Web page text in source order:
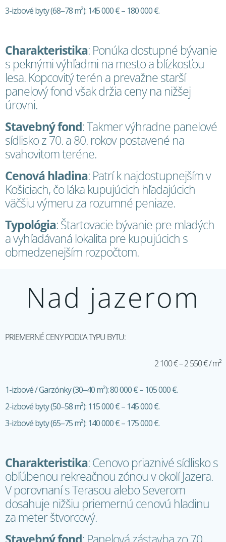
3-izbové byty (68–78 m²): 145 000 € – 180 000 €.
Charakteristika: Ponúka dostupné bývanie
s peknými výhľadmi na mesto a blízkosťou
lesa. Kopcovitý terén a prevažne starší
panelový fond však držia ceny na nižšej
úrovni.
Stavebný fond: Takmer výhradne panelové
sídlisko z 70. a 80. rokov postavené na
svahovitom teréne.
Cenová hladina: Patrí k najdostupnejším v
Košiciach, čo láka kupujúcich hľadajúcich
väčšiu výmeru za rozumné peniaze.
Typológia: Štartovacie bývanie pre mladých
a vyhľadávaná lokalita pre kupujúcich s
obmedzenejším rozpočtom.
Nad jazerom
PRIEMERNÉ CENY PODĽA TYPU BYTU:
2 100 € – 2 550 € / m²
1-izbové / Garzónky (30–40 m²): 80 000 € – 105 000 €.
2-izbové byty (50–58 m²): 115 000 € – 145 000 €.
3-izbové byty (65–75 m²): 140 000 € – 175 000 €.
Charakteristika: Cenovo priaznivé sídlisko s
obľúbenou rekreačnou zónou v okolí Jazera.
V porovnaní s Terasou alebo Severom
dosahuje nižšiu priemernú cenovú hladinu
za meter štvorcový.